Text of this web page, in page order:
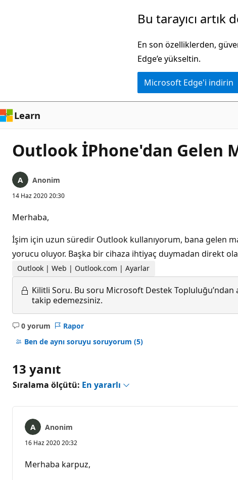
Bu tarayıcı artık
En son özelliklerden,
Edge’e yükseltin.
Microsoft Edge'i indirin
Learn
Outlook İPhone'dan Gelen
Anonim
14 Haz 2020 20:30
Merhaba,
İşim için uzun süredir Outlook kullanıyorum, bana gelen
yorucu oluyor. Başka bir cihaza ihtiyaç duymadan direkt
Outlook | Web | Outlook.com | Ayarlar
Kilitli Soru. Bu soru Microsoft Destek Topluluğu’ndan
takip edemezsiniz.
0 yorum
Açıklama
yok
Rapor
Ben de aynı soruyu soruyorum (5)
13 yanıt
Sıralama ölçütü: En yararlı
Anonim
16 Haz 2020 20:32
Merhaba karpuz,